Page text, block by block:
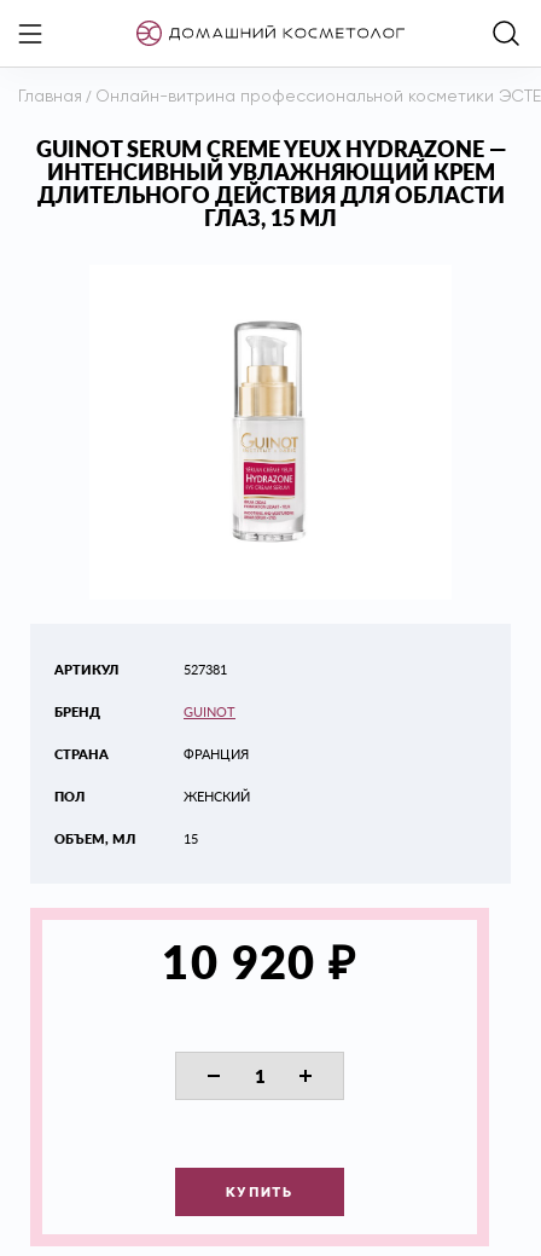
Главная / Онлайн-витрина профессиональной косметики
GUINOT SERUM CREME YEUX HYDRAZONE —
ИНТЕНСИВНЫЙ УВЛАЖНЯЮЩИЙ КРЕМ
ДЛИТЕЛЬНОГО ДЕЙСТВИЯ ДЛЯ ОБЛАСТИ
ГЛАЗ, 15 МЛ
АРТИКУЛ
БРЕНД
СТРАНА
ПОЛ
ОБЪЕМ, МЛ
527381
GUINOT
ФРАНЦИЯ
ЖЕНСКИЙ
15
10 920₽
КУПИТЬ